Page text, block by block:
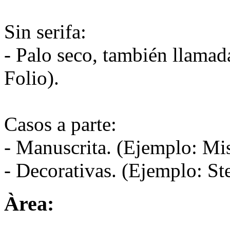
Sin serifa:
- Palo seco, también
Folio).
Casos a parte:
- Manuscrita. (Ejemplo:
- Decorativas. (Ejemplo:
Àrea: